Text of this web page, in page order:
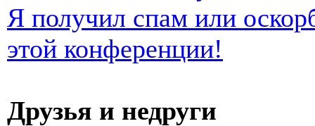
Я получил спам или
этой конференции!
Друзья и недруги